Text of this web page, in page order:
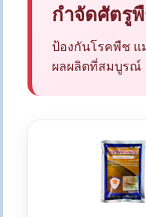
กำจัดศัตรู
ป้องกันโรคพืช แ
ผลผลิตที่สมบูรณ์